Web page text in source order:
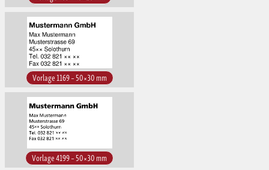
Vorlage 1169 – 50×30 mm
Vorlage 4199 – 50×30 mm